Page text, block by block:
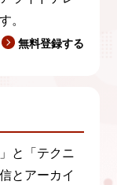
。
無料登録する
と「テクニ
とアーカイ